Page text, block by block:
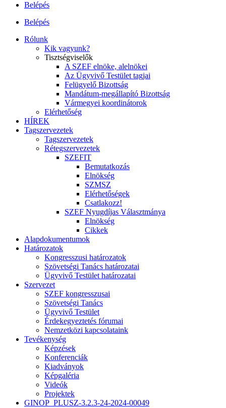
Belépés
Belépés
Rólunk
Kik vagyunk?
Tisztségviselők
A SZEF elnöke, alelnökei
Az Ügyvivő Testület tagjai
Felügyelő Bizottság
Mandátum-megállapító Bizottság
Vármegyei koordinátorok
Elérhetőség
HÍREK
Tagszervezetek
Tagszervezetek
Rétegszervezetek
SZEFIT
Bemutatkozás
Elnökség
SZMSZ
Elérhetőségek
Csatlakozz!
SZEF Nyugdíjas Választmánya
Elnökség
Cikkek
Alapdokumentumok
Határozatok
Kongresszusi határozatok
Szövetségi Tanács határozatai
Ügyvivő Testület határozatai
Szervezet
SZEF kongresszusai
Szövetségi Tanács
Ügyvivő Testület
Érdekegyeztetés fórumai
Nemzetközi kapcsolataink
Tevékenység
Képzések
Konferenciák
Kiadványok
Képgaléria
Videók
Projektek
GINOP_PLUSZ-3.2.3-24-2024-00049